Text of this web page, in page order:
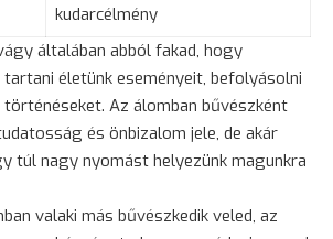
kudarcélmény
általában abból fakad, hogy
életünk eseményeit, befolyásolni
Az álomban bűvészként
és önbizalom jele, de akár
túl nagy nyomást helyezünk magunkra
valaki más bűvészkedik veled, az